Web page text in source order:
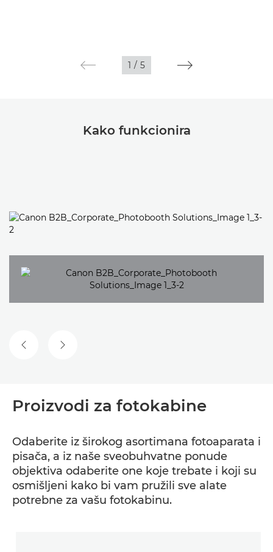
1 / 5
Kako funkcionira
PRETHODNI SLAJD
SLJEDEĆI SLAJD
Proizvodi za fotokabine
Odaberite iz širokog asortimana fotoaparata i
pisača, a iz naše sveobuhvatne ponude
objektiva odaberite one koje trebate i koji su
osmišljeni kako bi vam pružili sve alate
potrebne za vašu fotokabinu.